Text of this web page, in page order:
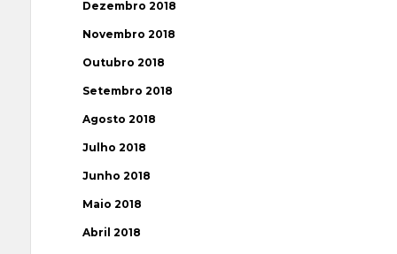
Dezembro 2018
Novembro 2018
Outubro 2018
Setembro 2018
Agosto 2018
Julho 2018
Junho 2018
Maio 2018
Abril 2018